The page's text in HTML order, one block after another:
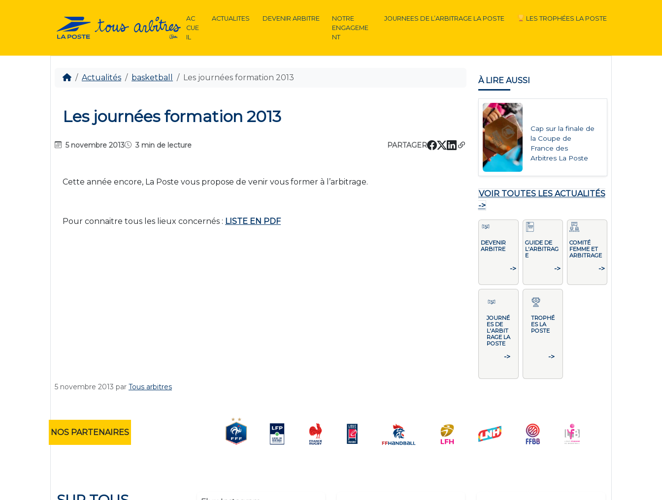
AC
CUE
IL
ACTUALITES DEVENIR ARBITRE
NOTRE
ENGAGEME
NT
JOURNEES DE L’ARBITRAGE LA POSTE LES TROPHÉES LA POSTE
Actualités basketball Les journées formation 2013
Les journées formation 2013
5 novembre 2013 3 min de lecture PARTAGER
Cette année encore, La Poste vous propose de venir vous former à l’arbitrage.
Pour connaitre tous les lieux concernés : LISTE EN PDF
5 novembre 2013 par Tous arbitres
À LIRE AUSSI
Cap sur la finale de
la Coupe de
France des
Arbitres La Poste
VOIR TOUTES LES ACTUALITÉS
->
DEVENIR
ARBITRE
->
GUIDE DE
L'ARBITRAG
E
->
COMITÉ
FEMME ET
ARBITRAGE
->
JOURNÉ
ES DE
L'ARBIT
RAGE LA
POSTE
->
TROPHÉ
ES LA
POSTE
->
NOS PARTENAIRES